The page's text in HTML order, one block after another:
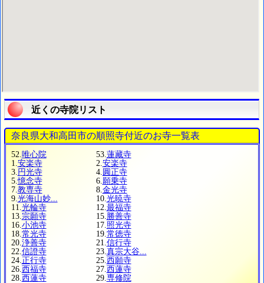
近くの寺院リスト
奈良県大和高田市の順照寺付近のお寺一覧表
52. 唯心院 53. 蓮藏寺
1. 安楽寺 2. 安楽寺
3. 円光寺 4. 圓正寺
5.憶念寺 6. 願乗寺
7. 教専寺 8. 金光寺
9. 光海山妙... 10. 光暁寺
11. 光輪寺 12. 最福寺
13. 宗願寺 15. 勝善寺
16. 小池寺 17. 照光寺
18. 常光寺 19. 常徳寺
20. 浄善寺 21. 信行寺
22. 信證寺 23. 真宗大谷...
24. 正行寺 25. 西願寺
26. 西福寺 27. 西蓮寺
28. 西蓮寺 29. 専修院